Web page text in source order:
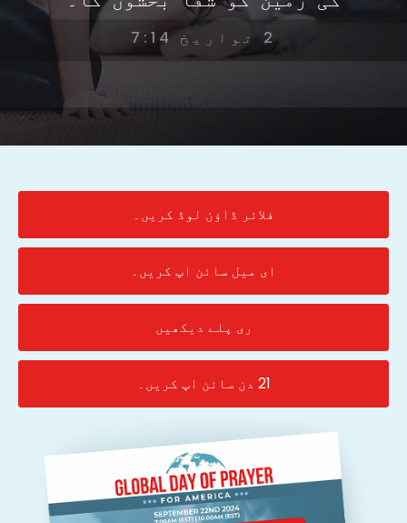
2 تواریخ 7:14
فلائر ڈاؤن لوڈ کریں۔
ای میل سائن اپ کریں۔
ری پلے دیکھیں
21 دن سائن اپ کریں۔